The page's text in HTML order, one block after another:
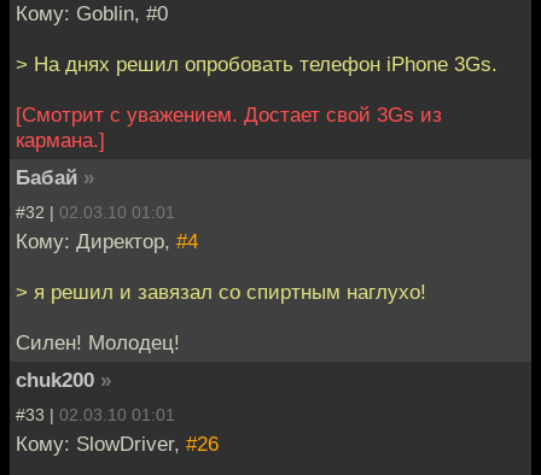
Кому: Goblin, #0
> На днях решил опробовать телефон iPhone 3Gs.
[Смотрит с уважением. Достает свой 3Gs из
кармана.]
Бабай »
#32 | 02.03.10 01:01
Кому: Директор, #4
> я решил и завязал со спиртным наглухо!
Силен! Молодец!
chuk200 »
#33 | 02.03.10 01:01
Кому: SlowDriver, #26